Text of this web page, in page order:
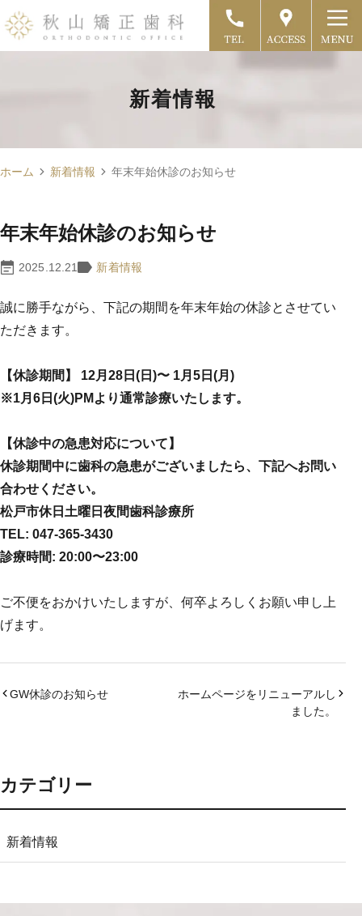
新着情報
ホーム 新着情報 年末年始休診のお知らせ
年末年始休診のお知らせ
2025.12.21 新着情報
誠に勝手ながら、下記の期間を年末年始の休診とさせてい
ただきます。
【休診期間】 12月28日(日)〜 1月5日(月)
※1月6日(火)PMより通常診療いたします。
【休診中の急患対応について】
休診期間中に歯科の急患がございましたら、下記へお問い
合わせください。
松戸市休日土曜日夜間歯科診療所
TEL: 047-365-3430
診療時間: 20:00〜23:00
ご不便をおかけいたしますが、何卒よろしくお願い申し上
げます。
GW休診のお知らせ
ホームページをリニューアルし
ました。
カテゴリー
新着情報